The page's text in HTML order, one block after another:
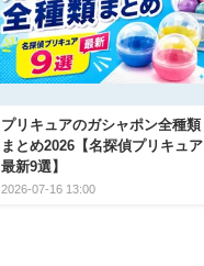
プリキュアのガシャポン全種類
まとめ2026【名探偵プリキュア
最新9選】
2026-07-16 13:00